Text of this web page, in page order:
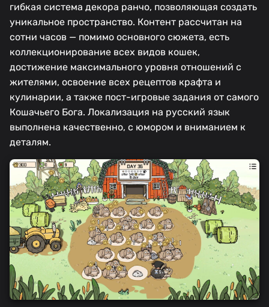
гибкая система декора ранчо, позволяющая создать
уникальное пространство. Контент рассчитан на
сотни часов — помимо основного сюжета, есть
коллекционирование всех видов кошек,
достижение максимального уровня отношений с
жителями, освоение всех рецептов крафта и
кулинарии, а также пост-игровые задания от самого
Кошачьего Бога. Локализация на русский язык
выполнена качественно, с юмором и вниманием к
деталям.